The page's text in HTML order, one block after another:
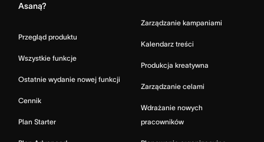
Asaną?
Przegląd produktu
Wszystkie funkcje
Ostatnie wydanie nowej funkcji
Cennik
Plan Starter
Zarządzanie kampaniami
Kalendarz treści
Produkcja kreatywna
Zarządzanie celami
Wdrażanie nowych
pracowników